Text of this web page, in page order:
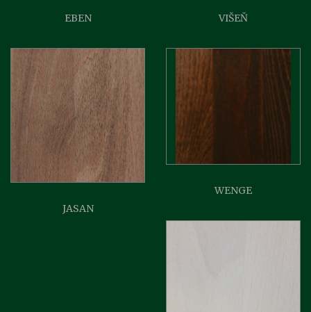
EBEN VIŠEŇ
JASAN
WENGE